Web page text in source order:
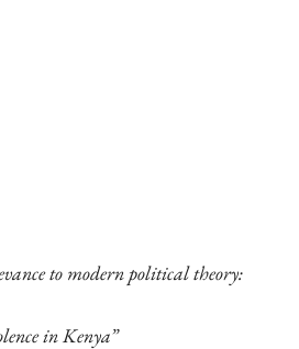
to modern political theory:
in Kenya”